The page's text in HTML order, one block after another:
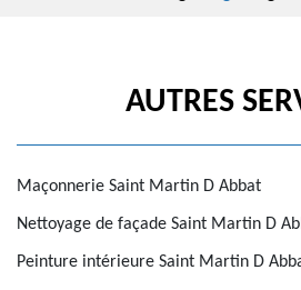
AUTRES
Maçonnerie Saint Martin D Abbat
Nettoyage de façade Saint Martin D
Peinture intérieure Saint Martin D